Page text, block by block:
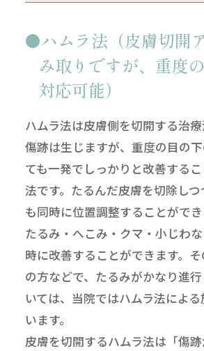
ハムラ法（皮膚切開
み取りですが、重度
対応可能）
ハムラ法は皮膚側を切開する治
傷跡は生じますが、重度の目の
ても一発でしっかりと改善する
法です。たるんだ皮膚を切除し
も同時に位置調整することができ
たるみ・へこみ・クマ・小じわ
時に改善することができます。
の方などで、たるみがかなり進
いては、当院ではハムラ法によ
います。
皮膚を切開するハムラ法は「傷跡